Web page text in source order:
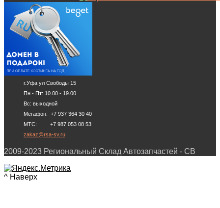
г.Уфа ул Свободы 15
Пн - Пт: 10.00 - 19.00
Вс: выходной
Мегафон: +7 937 364 30 40
МТС: +7 987 053 08 53
zakaz@rsa-sv.ru
2009-2023 Региональный Склад Автозапчастей - СВ
^ Наверх